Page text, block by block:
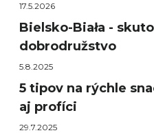
17.5.2026
Bielsko-Biała -
dobrodružstvo
5.8.2025
5 tipov na rýchle
aj profíci
29.7.2025